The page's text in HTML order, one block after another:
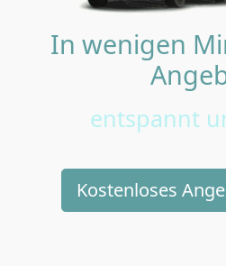
In wenigen
entspannt
Kostenloses